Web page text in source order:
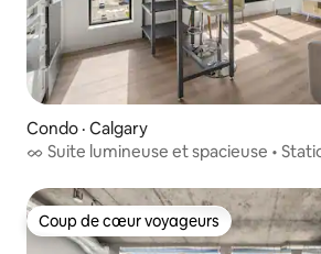
Condo · Calgary
ᨖ Suite lumineuse et spacieuse •
Coup de cœur voyageurs
Coup de cœur voyageurs